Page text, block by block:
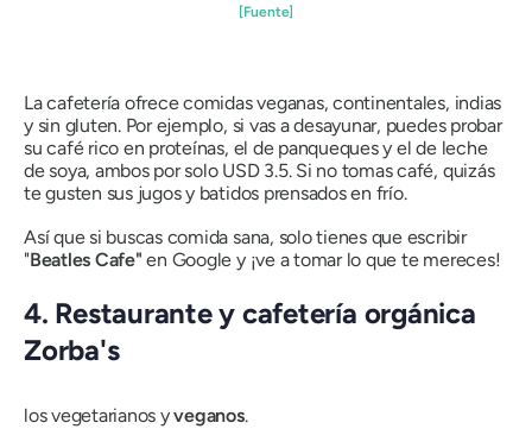
[Fuente]
La cafetería ofrece comidas veganas, continentales, indias
y sin gluten. Por ejemplo, si vas a desayunar, puedes probar
su café rico en proteínas, el de panqueques y el de leche
de soya, ambos por solo USD 3.5. Si no tomas café, quizás
te gusten sus jugos y batidos prensados ​​en frío.
Así que si buscas comida sana, solo tienes que escribir
"Beatles Cafe" en Google y ¡ve a tomar lo que te mereces!
4. Restaurante y cafetería orgánica
Zorba's
los vegetarianos yveganos.